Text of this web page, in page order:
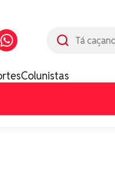
Colunistas